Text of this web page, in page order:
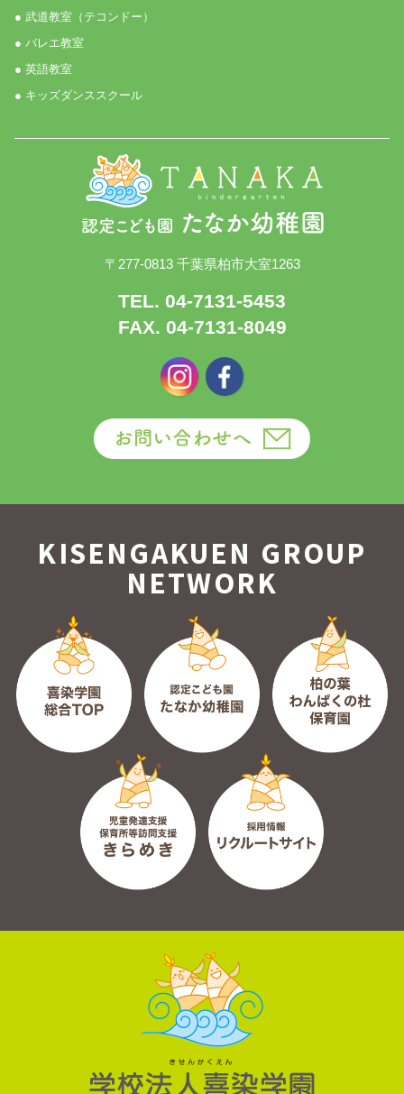
● 武道教室（テコンドー）
● バレエ教室
● 英語教室
● キッズダンススクール
〒277-0813 千葉県柏市大室1263
TEL. 04-7131-5453
FAX. 04-7131-8049
KISENGAKUEN GROUP
NETWORK